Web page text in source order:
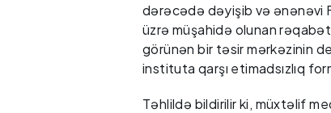
dərəcədə dəyişib və ənənəvi
üzrə müşahidə olunan rəqabət
görünən bir təsir mərkəzinin
instituta qarşı etimadsızlıq
Təhlildə bildirilir ki, müxtəlif